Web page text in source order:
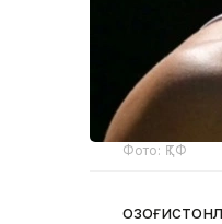
Фото: ҚТФ